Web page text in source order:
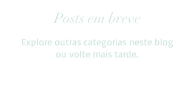
Posts em breve
Explore outras categorias neste blog
ou volte mais tarde.